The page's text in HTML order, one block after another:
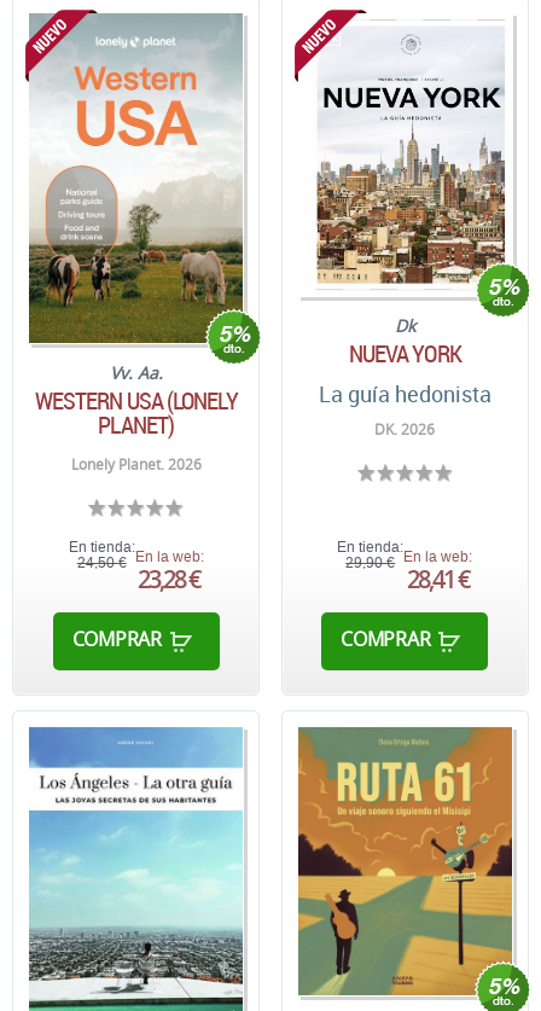
Vv. Aa.
WESTERN USA (LONELY
PLANET)
Lonely Planet. 2026
En tienda:
24,50 € En la web:
23,28 €
COMPRAR
Dk
NUEVA YORK
La guía hedonista
DK. 2026
En tienda:
29,90 € En la web:
28,41 €
COMPRAR